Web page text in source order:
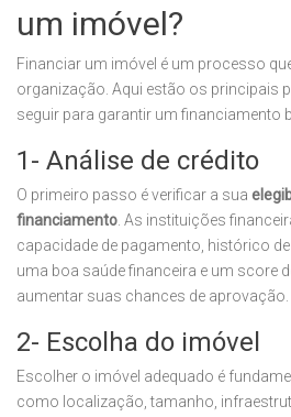
um imóvel?
Financiar um imóvel é um processo
organização. Aqui estão os principais
seguir para garantir um financiamento
1- Análise de crédito
O primeiro passo é verificar a sua
financiamento. As instituições
capacidade de pagamento, histórico
uma boa saúde financeira e um score
aumentar suas chances de aprovação.
2- Escolha do imóvel
Escolher o imóvel adequado é
como localização, tamanho,